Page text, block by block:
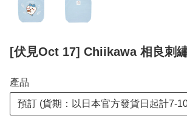
[伏見Oct 17] Chiikawa 相良刺
產品
預訂 (貨期：以日本官方發貨日起計7-10